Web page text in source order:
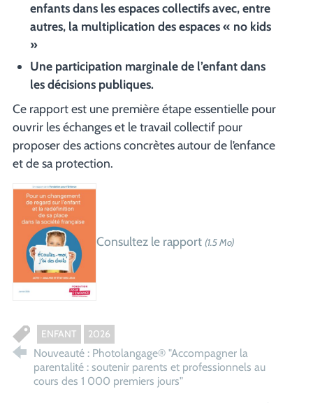
enfants dans les espaces collectifs avec, entre
autres, la multiplication des espaces « no kids
»
Une participation marginale de l’enfant dans
les décisions publiques.
Ce rapport est une première étape essentielle pour
ouvrir les échanges et le travail collectif pour
proposer des actions concrètes autour de l’enfance
et de sa protection.
Consultez le rapport (1.5 Mo)
ENFANT 2026
Nouveauté : Photolangage® "Accompagner la
parentalité : soutenir parents et professionnels au
cours des 1 000 premiers jours"